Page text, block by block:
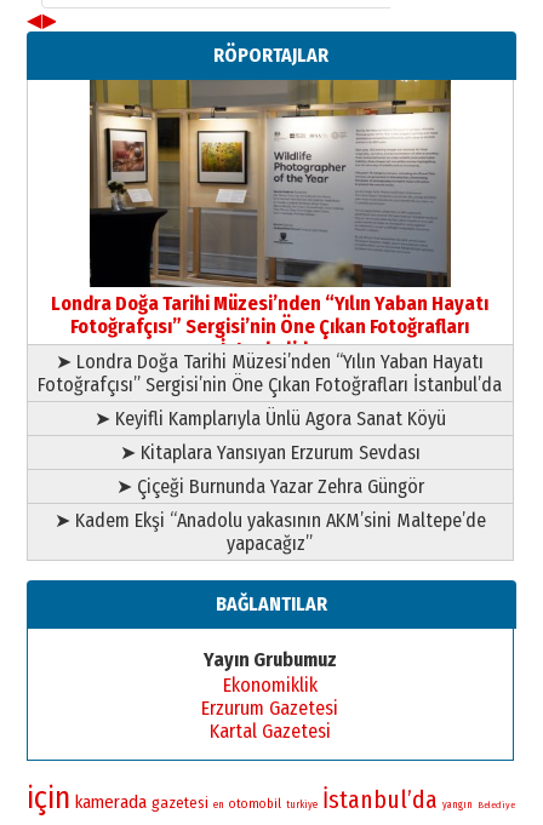
Neşat YALÇIN
Paranın Aile Kültüründeki Yeri
03 Ağustos 2026 Pazartesi
Yıldırım Gündoğdu
HAVVA’NIN ÜÇ KIZI
09 Temmuz 2026 Perşembe
Yusuf POLAT
Şampiyonluk Sebahattin Şirin’e
yazar
11 Mayıs 2026 Pazartesi
◀▶
RÖPORTAJLAR
Londra Doğa Tarihi Müzesi’nden “Yılın Yaban Hayatı
Fotoğrafçısı” Sergisi’nin Öne Çıkan Fotoğrafları
İstanbul’da
➤ Londra Doğa Tarihi Müzesi’nden “Yılın Yaban Hayatı
Fotoğrafçısı” Sergisi’nin Öne Çıkan Fotoğrafları İstanbul’da
➤ Keyifli Kamplarıyla Ünlü Agora Sanat Köyü
➤ Kitaplara Yansıyan Erzurum Sevdası
➤ Çiçeği Burnunda Yazar Zehra Güngör
➤ Kadem Ekşi “Anadolu yakasının AKM’sini Maltepe’de
yapacağız”
BAĞLANTILAR
Yayın Grubumuz
Ekonomiklik
Erzurum Gazetesi
Kartal Gazetesi
için kamerada gazetesi en otomobil turkiye İstanbul’da yangın Belediye